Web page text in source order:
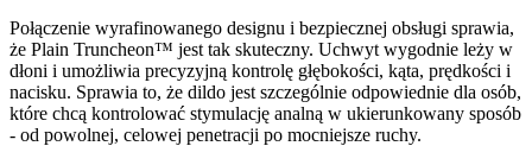
Połączenie wyrafinowanego designu i bezpiecznej obsługi sprawia,
że Plain Truncheon™ jest tak skuteczny. Uchwyt wygodnie leży w
dłoni i umożliwia precyzyjną kontrolę głębokości, kąta, prędkości i
nacisku. Sprawia to, że dildo jest szczególnie odpowiednie dla osób,
które chcą kontrolować stymulację analną w ukierunkowany sposób
- od powolnej, celowej penetracji po mocniejsze ruchy.